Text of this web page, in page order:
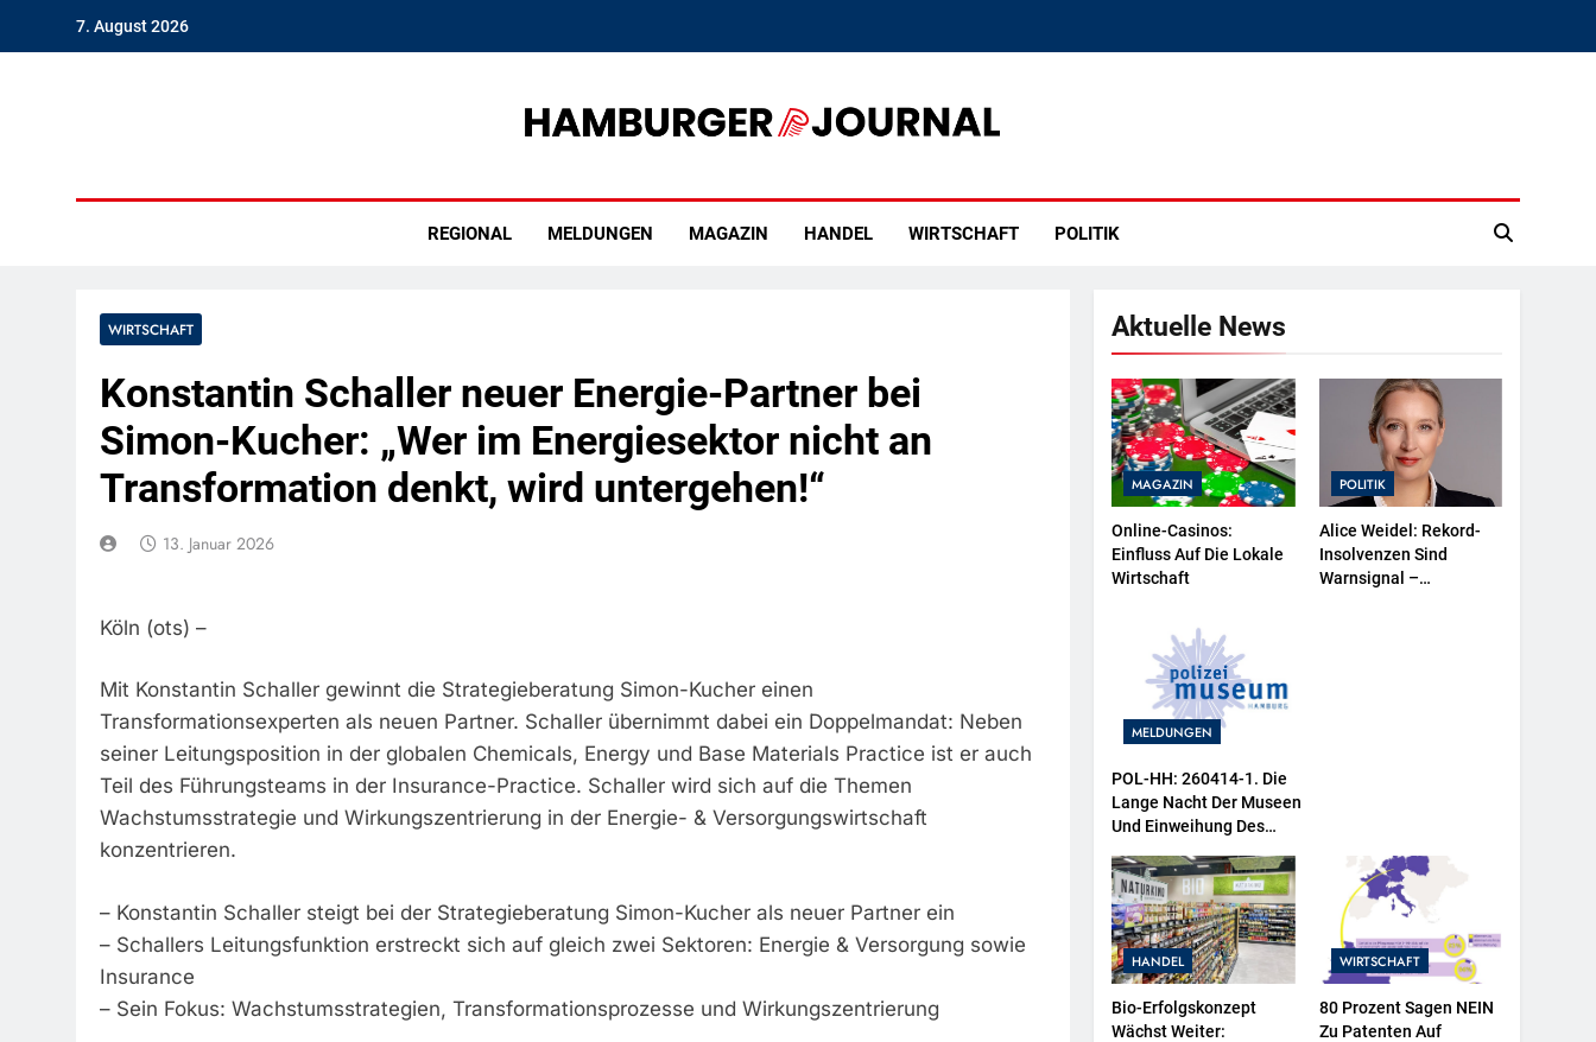
7. August 2026
REGIONAL MELDUNGEN MAGAZIN HANDEL WIRTSCHAFT POLITIK
WIRTSCHAFT
Konstantin Schaller neuer Energie-Partner bei
Simon-Kucher: „Wer im Energiesektor nicht an
Transformation denkt, wird untergehen!“
13. Januar 2026
Köln (ots) –
Mit Konstantin Schaller gewinnt die Strategieberatung Simon-Kucher einen
Transformationsexperten als neuen Partner. Schaller übernimmt dabei ein Doppelmandat: Neben
seiner Leitungsposition in der globalen Chemicals, Energy und Base Materials Practice ist er auch
Teil des Führungsteams in der Insurance-Practice. Schaller wird sich auf die Themen
Wachstumsstrategie und Wirkungszentrierung in der Energie- & Versorgungswirtschaft
konzentrieren.
– Konstantin Schaller steigt bei der Strategieberatung Simon-Kucher als neuer Partner ein
– Schallers Leitungsfunktion erstreckt sich auf gleich zwei Sektoren: Energie & Versorgung sowie
Insurance
– Sein Fokus: Wachstumsstrategien, Transformationsprozesse und Wirkungszentrierung
Aktuelle News
MAGAZIN
Online-Casinos:
Einfluss Auf Die Lokale
Wirtschaft
POLITIK
Alice Weidel: Rekord-
Insolvenzen Sind
Warnsignal –
MELDUNGEN
POL-HH: 260414-1. Die
Lange Nacht Der Museen
Und Einweihung Des
Sowie Neuer
Ausstellungsbereiche Im
Polizeimuseum Hamburg
HANDEL
Bio-Erfolgskonzept
Wächst Weiter:
WIRTSCHAFT
80 Prozent Sagen NEIN
Zu Patenten Auf